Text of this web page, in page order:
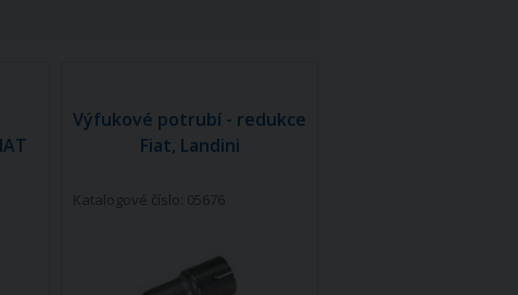
Výfukové potrubí - redukce
Fiat, Landini
Katalogové číslo: 05676